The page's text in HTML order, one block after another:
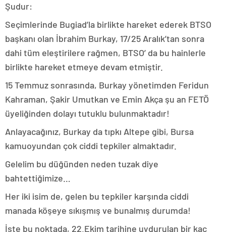
Şudur:
Seçimlerinde Bugiad’la birlikte hareket ederek BTSO
başkanı olan İbrahim Burkay, 17/25 Aralık’tan sonra
dahi tüm eleştirilere rağmen, BTSO’ da bu hainlerle
birlikte hareket etmeye devam etmiştir.
15 Temmuz sonrasında, Burkay yönetimden Feridun
Kahraman, Şakir Umutkan ve Emin Akça şu an FETÖ
üyeliğinden dolayı tutuklu bulunmaktadır!
Anlayacağınız, Burkay da tıpkı Altepe gibi, Bursa
kamuoyundan çok ciddi tepkiler almaktadır.
Gelelim bu düğünden neden tuzak diye
bahtettiğimize…
Her iki isim de, gelen bu tepkiler karşında ciddi
manada köşeye sıkışmış ve bunalmış durumda!
İşte bu noktada, 22.Ekim tarihine uydurulan bir kaç